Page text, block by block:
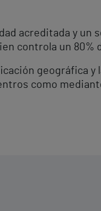
acreditada y un
controla un 80%
geográfica
como